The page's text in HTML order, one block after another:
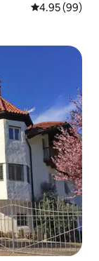
Ukadiriaji wa
4.95 (99)